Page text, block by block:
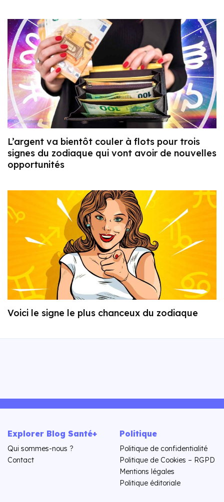
L’argent va bientôt couler à flots pour trois
signes du zodiaque qui vont avoir de nouvelles
opportunités
Voici le signe le plus chanceux du zodiaque
Explorer Blog Santé+
Qui sommes-nous ?
Contact
Politique
Politique de confidentialité
Politique de Cookies – RGPD
Mentions légales
Politique éditoriale